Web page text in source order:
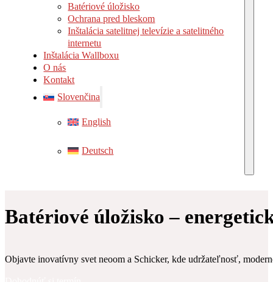
Batériové úložisko
Ochrana pred bleskom
Inštalácia satelitnej televízie a satelitného
internetu
Inštalácia Wallboxu
O nás
Kontakt
Slovenčina
English
Deutsch
Batériové úložisko –
Objavte inovatívny svet neoom a Schicker, kde udržateľnosť,